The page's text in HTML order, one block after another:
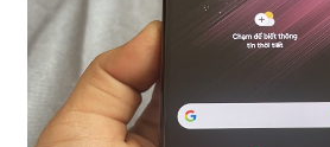
Hồ sơ năng lực
Liên hệ